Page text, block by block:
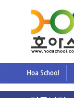
Hoa School